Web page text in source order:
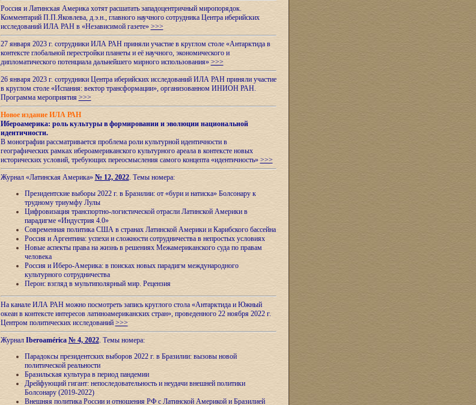
Россия и Латинская Америка хотят расшатать западоцентричный миропорядок.
Комментарий П.П.Яковлева, д.э.н., главного научного сотрудника Центра иберийских
исследований ИЛА РАН в «Независимой газете» >>>
27 января 2023 г. сотрудники ИЛА РАН приняли участие в круглом столе «Антарктида в
контексте глобальной перестройки планеты и её научного, экономического и
дипломатического потенциала дальнейшего мирного использования» >>>
26 января 2023 г. сотрудники Центра иберийских исследований ИЛА РАН приняли участие
в круглом столе «Испания: вектор трансформации», организованном ИНИОН РАН.
Программа мероприятия>>>
Новое издание ИЛА РАН
Ибероамерика: роль культуры в формировании и эволюции национальной
идентичности.
В монографии рассматривается проблема роли культурной идентичности в
географических рамках ибероамериканского культурного ареала в контексте новых
исторических условий, требующих переосмысления самого концепта «идентичность» >>>
Журнал «Латинская Америка» № 12, 2022. Темы номера:
Президентские выборы 2022 г. в Бразилии: от «бури и натиска» Болсонару к
трудному триумфу Лулы
Цифровизация транспортно-логистической отрасли Латинской Америки в
парадигме «Индустрия 4.0»
Современная политика США в странах Латинской Америки и Карибского бассейна
Россия и Аргентина: успехи и сложности сотрудничества в непростых условиях
Новые аспекты права на жизнь в решениях Межамериканского суда по правам
человека
Россия и Иберо-Америка: в поисках новых парадигм международного
культурного сотрудничества
Перон: взгляд в мультиполярный мир. Рецензия
На канале ИЛА РАН можно посмотреть запись круглого стола «Антарктида и Южный
океан в контексте интересов латиноамериканских стран», проведенного 22 ноября 2022 г.
Центром политических исследований >>>
Журнал Iberoamérica № 4, 2022. Темы номера:
Парадоксы президентских выборов 2022 г. в Бразилии: вызовы новой
политической реальности
Бразильская культура в период пандемии
Дрейфующий гигант: непоследовательность и неудачи внешней политики
Болсонару (2019-2022)
Внешняя политика России и отношения РФ с Латинской Америкой и Бразилией